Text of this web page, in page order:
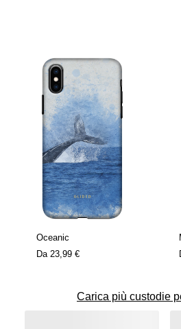
Oceanic
Da 23,99 €
Carica più custodie